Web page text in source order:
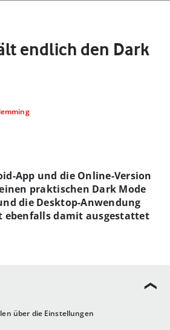
endlich den Dark
über die Einstellungen
App und die Online-Version
praktischen Dark Mode
die Desktop-Anwendung
ebenfalls damit ausgestattet